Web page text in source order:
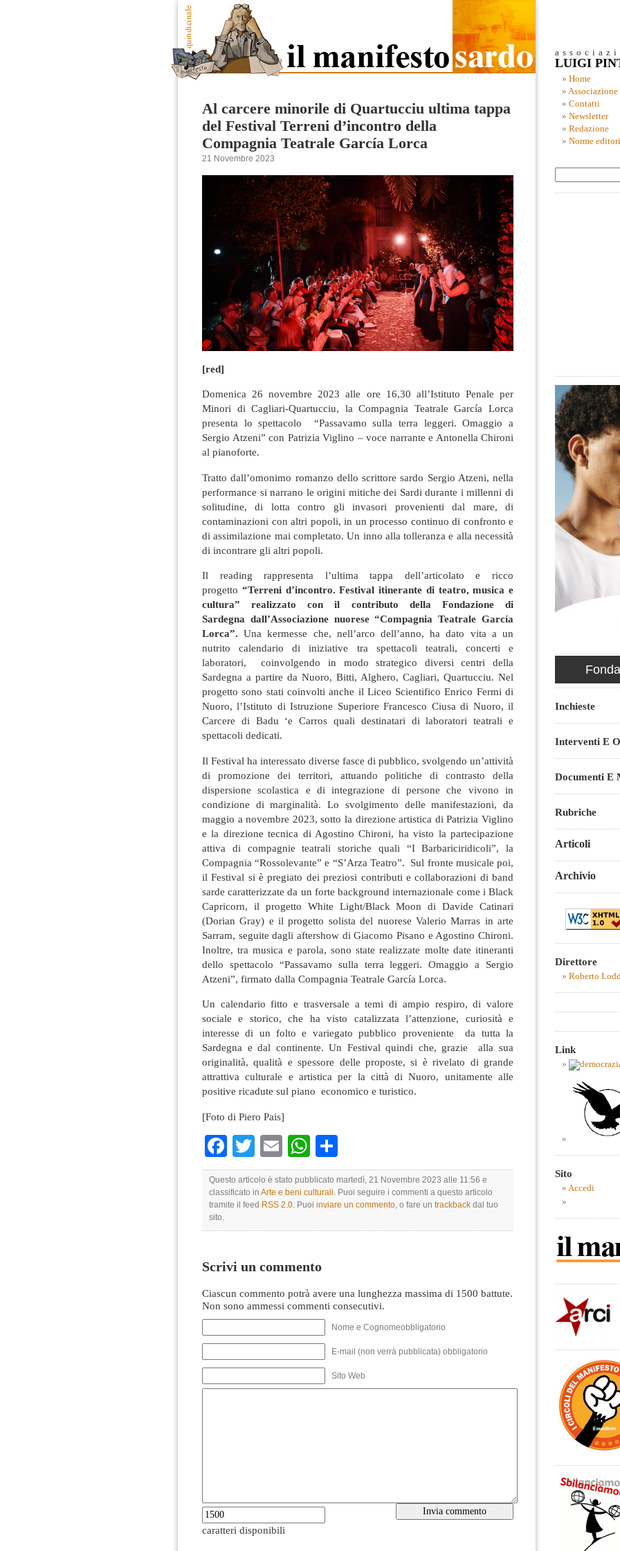
Al carcere minorile di Quartucciu ultima tappa
del Festival Terreni d’incontro della
Compagnia Teatrale García Lorca
21 Novembre 2023
[red]
Domenica 26 novembre 2023 alle ore 16,30 all’Istituto Penale per
Minori di Cagliari-Quartucciu, la Compagnia Teatrale García Lorca
presenta lo spettacolo “Passavamo sulla terra leggeri. Omaggio a
Sergio Atzeni” con Patrizia Viglino – voce narrante e Antonella Chironi
al pianoforte.
Tratto dall’omonimo romanzo dello scrittore sardo Sergio Atzeni, nella
performance si narrano le origini mitiche dei Sardi durante i millenni di
solitudine, di lotta contro gli invasori provenienti dal mare, di
contaminazioni con altri popoli, in un processo continuo di confronto e
di assimilazione mai completato. Un inno alla tolleranza e alla necessità
di incontrare gli altri popoli.
Il reading rappresenta l’ultima tappa dell’articolato e ricco
progetto “Terreni d’incontro. Festival itinerante di teatro, musica e
cultura” realizzato con il contributo della Fondazione di
Sardegna dall’Associazione nuorese “Compagnia Teatrale García
Lorca”. Una kermesse che, nell’arco dell’anno, ha dato vita a un
nutrito calendario di iniziative tra spettacoli teatrali, concerti e
laboratori, coinvolgendo in modo strategico diversi centri della
Sardegna a partire da Nuoro, Bitti, Alghero, Cagliari, Quartucciu. Nel
progetto sono stati coinvolti anche il Liceo Scientifico Enrico Fermi di
Nuoro, l’Istituto di Istruzione Superiore Francesco Ciusa di Nuoro, il
Carcere di Badu ‘e Carros quali destinatari di laboratori teatrali e
spettacoli dedicati.
Il Festival ha interessato diverse fasce di pubblico, svolgendo un’attività
di promozione dei territori, attuando politiche di contrasto della
dispersione scolastica e di integrazione di persone che vivono in
condizione di marginalità. Lo svolgimento delle manifestazioni, da
maggio a novembre 2023, sotto la direzione artistica di Patrizia Viglino
e la direzione tecnica di Agostino Chironi, ha visto la partecipazione
attiva di compagnie teatrali storiche quali “I Barbariciridicoli”, la
Compagnia “Rossolevante” e “S’Arza Teatro”. Sul fronte musicale poi,
il Festival si è pregiato dei preziosi contributi e collaborazioni di band
sarde caratterizzate da un forte background internazionale come i Black
Capricorn, il progetto White Light/Black Moon di Davide Catinari
(Dorian Gray) e il progetto solista del nuorese Valerio Marras in arte
Sarram, seguite dagli aftershow di Giacomo Pisano e Agostino Chironi.
Inoltre, tra musica e parola, sono state realizzate molte date itineranti
dello spettacolo “Passavamo sulla terra leggeri. Omaggio a Sergio
Atzeni”, firmato dalla Compagnia Teatrale García Lorca.
Un calendario fitto e trasversale a temi di ampio respiro, di valore
sociale e storico, che ha visto catalizzata l’attenzione, curiosità e
interesse di un folto e variegato pubblico proveniente da tutta la
Sardegna e dal continente. Un Festival quindi che, grazie alla sua
originalità, qualità e spessore delle proposte, si è rivelato di grande
attrattiva culturale e artistica per la città di Nuoro, unitamente alle
positive ricadute sul piano economico e turistico.
[Foto di Piero Pais]
Facebook
TwitterEmailWhatsApp
Questo articolo è stato pubblicato martedì, 21 Novembre 2023 alle 11:56 e
classificato in Arte e beni culturali . Puoi seguire i commenti a questo articolo
tramite il feed RSS 2.0 . Puoi inviare un commento , o fare un trackback dal tuo
sito.
Scrivi un commento
Ciascun commento potrà avere una lunghezza massima di 1500 battute.
Non sono ammessi commenti consecutivi.
Nome e Cognomeobbligatorio
E-mail (non verrà pubblicata) obbligatorio
Sito Web
caratteri disponibili
LUIGI
Home
Associazione
Contatti
Newsletter
Redazione
Norme
Inchieste
Interventi E
Documenti E
Rubriche
Articoli
Archivio
Direttore
Roberto
Link
Sito
Accedi